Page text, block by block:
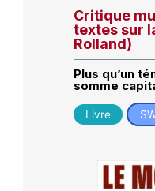
Critique
textes sur
Rolland)
Plus qu’un
somme
Livre